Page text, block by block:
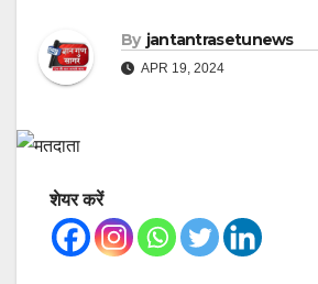
By jantantrasetunews
APR 19, 2024
शेयर करें